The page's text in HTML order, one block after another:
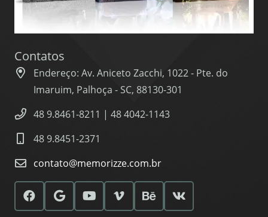
Contatos
Endereço: Av. Aniceto Zacchi, 1022 - Pte. do
Imaruim, Palhoça - SC, 88130-301
48 9.8461-8211 | 48 4042-1143
48 9.8451-2371
contato@memorizze.com.br